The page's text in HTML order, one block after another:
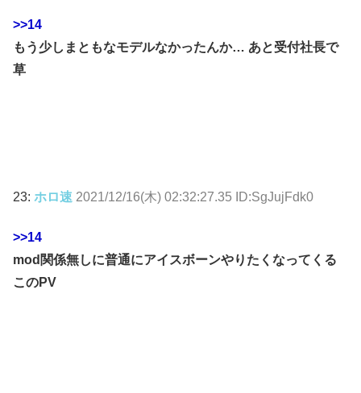
>>14
もう少しまともなモデルなかったんか… あと受付社長で
草
23: ホロ速 2021/12/16(木) 02:32:27.35 ID:SgJujFdk0
>>14
mod関係無しに普通にアイスボーンやりたくなってくる
このPV